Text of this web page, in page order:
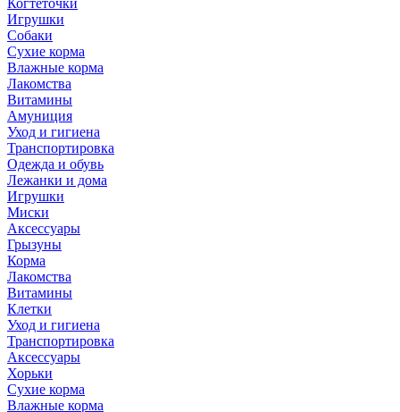
Когтеточки
Игрушки
Собаки
Сухие корма
Влажные корма
Лакомства
Витамины
Амуниция
Уход и гигиена
Транспортировка
Одежда и обувь
Лежанки и дома
Игрушки
Миски
Аксессуары
Грызуны
Корма
Лакомства
Витамины
Клетки
Уход и гигиена
Транспортировка
Аксессуары
Хорьки
Сухие корма
Влажные корма